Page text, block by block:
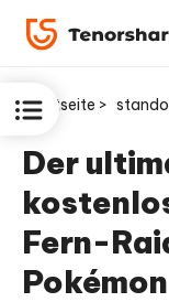
ReiBoot
for iOS
PDNob
Startseite >
Der
Fern-